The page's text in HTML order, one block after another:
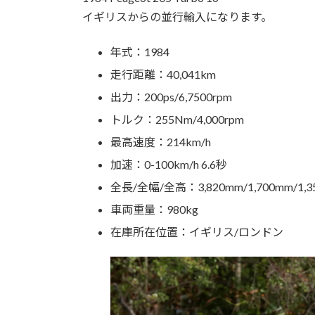
イギリスからの並行輸入になります。
年式：1984
走行距離：40,041km
出力：200ps/6,7500rpm
トルク：255Nm/4,000rpm
最高速度：214km/h
加速：0-100km/h 6.6秒
全長/全幅/全高：3,820mm/1,700mm/
車両重量：980kg
在庫所在位置：イギリス/ロンドン